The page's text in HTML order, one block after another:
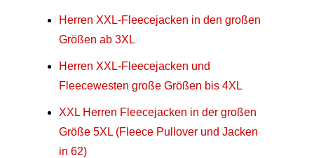
Herren XXL-Fleecejacken in den großen
Größen ab 3XL
Herren XXL-Fleecejacken und
Fleecewesten große Größen bis 4XL
XXL Herren Fleecejacken in der großen
Größe 5XL (Fleece Pullover und Jacken
in 62)